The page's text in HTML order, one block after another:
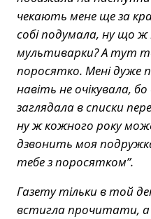
чекають мене ще за
собі подумала, ну що
мультиварки? А тут
поросятко. Мені дуже
навіть не очікувала,
заглядала в списки
ну ж кожного року
дзвонить моя
тебе з поросятком”.
Газету тільки в той
встигла прочитати, а